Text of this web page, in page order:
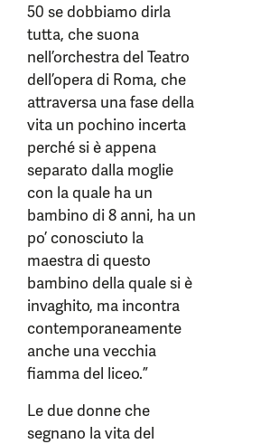
50 se dobbiamo dirla
tutta, che suona
nell’orchestra del Teatro
dell’opera di Roma, che
attraversa una fase della
vita un pochino incerta
perché si è appena
separato dalla moglie
con la quale ha un
bambino di 8 anni, ha un
po’ conosciuto la
maestra di questo
bambino della quale si è
invaghito, ma incontra
contemporaneamente
anche una vecchia
fiamma del liceo.”
Le due donne che
segnano la vita del